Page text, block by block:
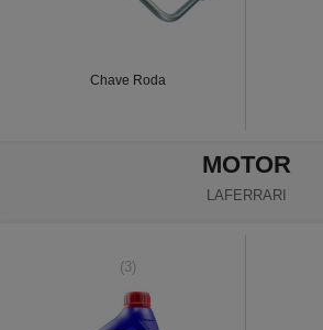
Chave Roda
MOTOR
LAFERRARI
(3)